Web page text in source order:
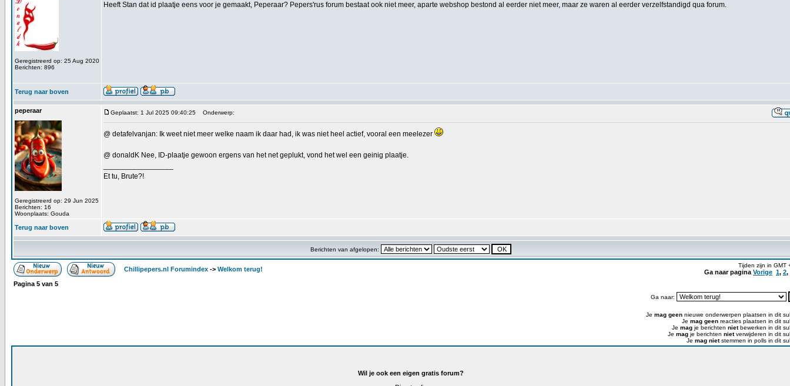
Geregistreerd op: 25 Aug 2020
Berichten: 896
Heeft Stan dat id plaatje eens voor je gemaakt, Peperaar? Pepers'rus forum bestaat ook niet meer, aparte webshop bestond al eerder niet meer, maar ze waren al eerder verzelfstandigd qua forum.
Terug naar boven
peperaar
Geregistreerd op: 29 Jun 2025
Berichten: 16
Woonplaats: Gouda
Geplaatst: 1 Jul 2025 09:40:25 Onderwerp:
@ detafelvanjan: Ik weet niet meer welke naam ik daar had, ik was niet heel actief, vooral een meelezer
@ donaldK Nee, ID-plaatje gewoon ergens van het net geplukt, vond het wel een geinig plaatje.
Et tu, Brute?!
Terug naar boven
Berichten van afgelopen:
Chillipepers.nl Forumindex -> Welkom terug!
Tijden zijn in GMT
Ga naar pagina Vorige 1, 2,
Pagina 5 van 5
Ga naar:
Je mag geen nieuwe onderwerpen plaatsen in dit
Je mag geen reacties plaatsen in dit
Je mag je berichten nietbewerken in dit
Je mag je berichten nietverwijderen in dit
Je mag nietstemmen in polls in dit
Wil je ook een eigen gratis forum?